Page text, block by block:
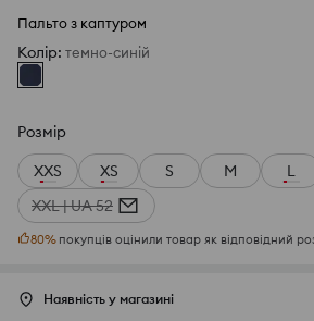
Пальто з каптуром
Колір: темно-синій
Розмір
XXS XS S M L
XXL | UA 52
80% покупців оцінили товар як відповідний
Наявність у магазині